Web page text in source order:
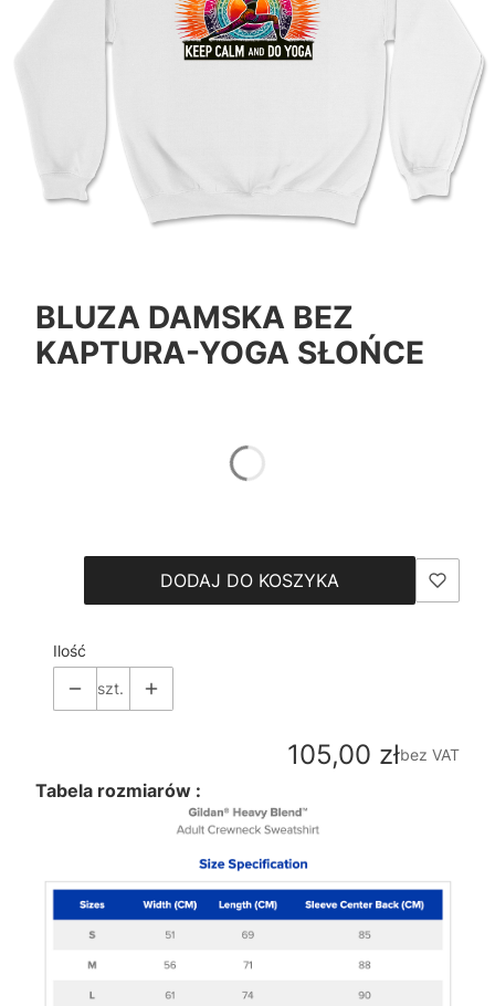
BLUZA DAMSKA BEZ
KAPTURA-YOGA SŁOŃCE
DODAJ DO KOSZYKA
Ilość
szt.
Cena
105,00 złbez VAT
Tabela rozmiarów :